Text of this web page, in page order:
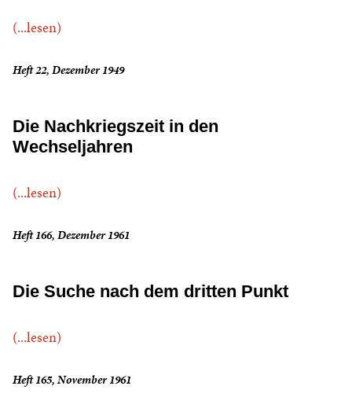
(...lesen)
Heft 22, Dezember 1949
Die Nachkriegszeit in den
Wechseljahren
(...lesen)
Heft 166, Dezember 1961
Die Suche nach dem dritten Punkt
(...lesen)
Heft 165, November 1961